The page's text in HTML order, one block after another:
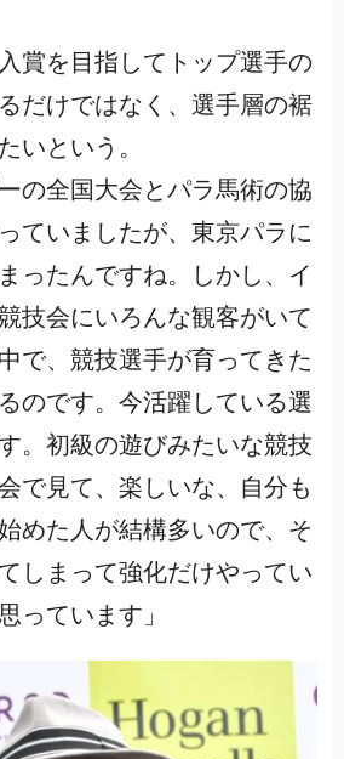
賞を目指してトップ選手の
だけではなく、選手層の裾
いという。
の全国大会とパラ馬術の協
ていましたが、東京パラに
ったんですね。しかし、イ
技会にいろんな観客がいて
で、競技選手が育ってきた
のです。今活躍している選
。初級の遊びみたいな競技
で見て、楽しいな、自分も
めた人が結構多いので、そ
しまって強化だけやってい
っています」